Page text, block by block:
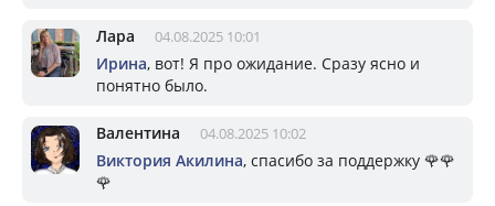
Лара 04.08.2025 10:01
Ирина, вот! Я про ожидание. Сразу ясно и
понятно было.
Валентина 04.08.2025 10:02
Виктория Акилина, спасибо за поддержку 🌹🌹
🌹